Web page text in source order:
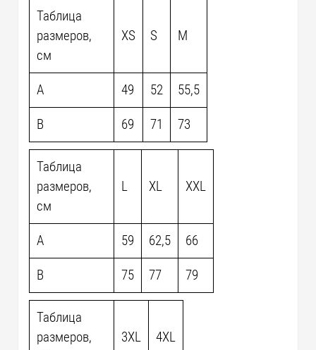
Таблица
размеров,
см
XS S M
A 49 52 55,5
B 69 71 73
Таблица
размеров,
см
L XL XXL
A 59 62,5 66
B 75 77 79
Таблица
размеров,
3XL 4XL